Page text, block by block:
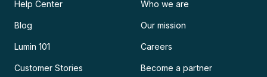
Help Center
Blog
Lumin 101
Customer Stories
Who we are
Our mission
Careers
Become a partner